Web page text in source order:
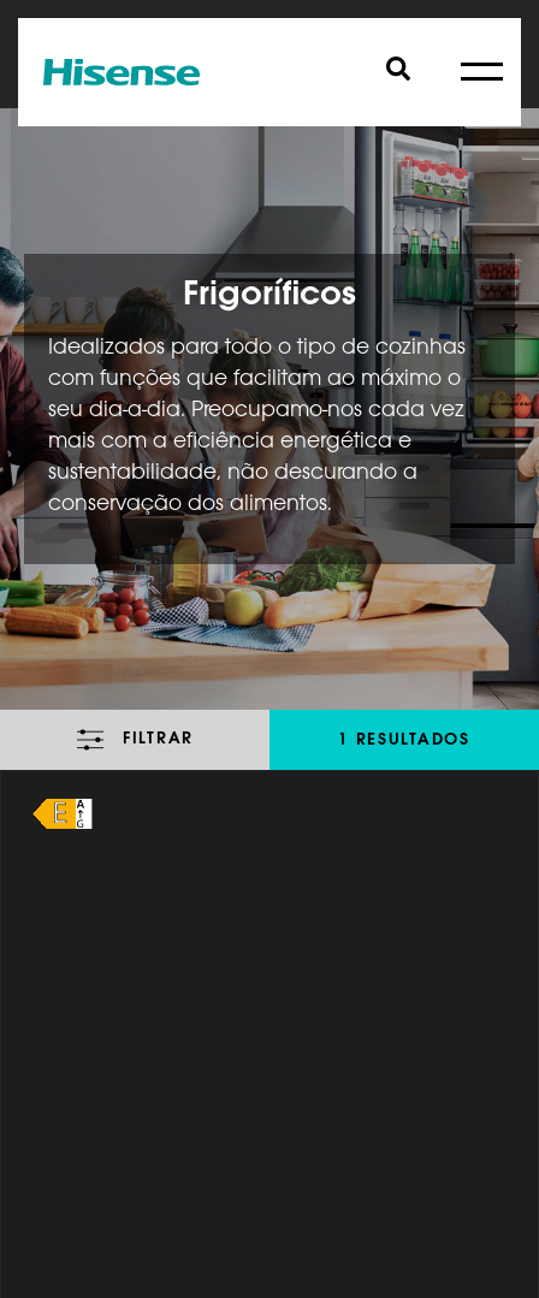
Frigoríficos
Idealizados para todo o tipo de cozinhas
com funções que facilitam ao máximo o
seu dia-a-dia. Preocupamo-nos cada vez
mais com a eficiência energética e
sustentabilidade, não descurando a
conservação dos alimentos.
FILTRAR 1 RESULTADOS